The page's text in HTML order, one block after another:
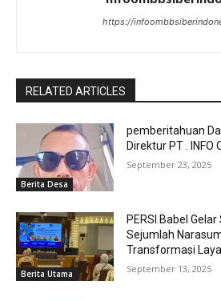
https://
RELATED ARTICLES
Berita Desa
pemberitahuan
Direktur PT . INFO
September 23, 2025
Berita Utama
PERSI Babel
Sejumlah
Transformasi
September 13, 2025